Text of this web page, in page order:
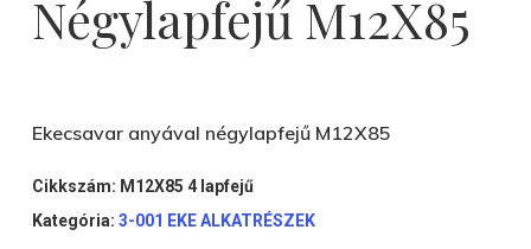
Négylapfejű M12X85
Ekecsavar anyával négylapfejű M12X85
Cikkszám: M12X85 4 lapfejű
Kategória: 3-001 EKE ALKATRÉSZEK